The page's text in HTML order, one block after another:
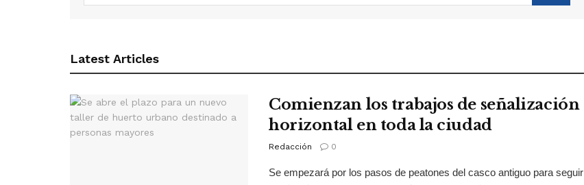
Latest Articles
Comienzan los trabajos de señalización
horizontal en toda la ciudad
Redacción 0
Se empezará por los pasos de peatones del casco antiguo para seguir